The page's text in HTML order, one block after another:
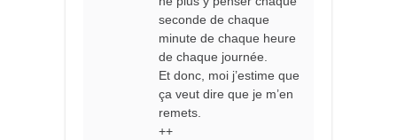
seconde de chaque
minute de chaque heure
de chaque journée.
Et donc, moi j’estime que
ça veut dire que je m’en
remets.
++